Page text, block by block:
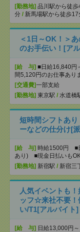
[勤務地] 品川駅から徒歩
分 / 新馬場駅から徒歩17
＜1日～OK！＞
のお手伝い！[ア
[給 与] ■日給16,840
間5,120円のお仕事あり
[交通費]一部支給
[勤務地] 東京駅 / 水道橋
短時間シフトあ
ーなどの仕分け[
[給 与] 時給1500円 ■
あり) ■現金日払いも
[勤務地] 新宿駅 / 新宿三
人気イベントも
ッフ☆来社不要！
い/T1[アルバイト]
[給 与] 日給13,000円～